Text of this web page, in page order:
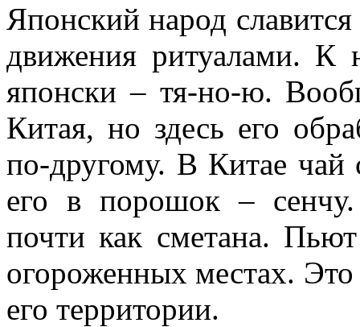
Японский народ
движения ритуалами. К
японски – тя-но-ю.
Китая, но здесь его
по-другому. В Китае чай
его в порошок –
почти как сметана.
огороженных местах.
его территории.